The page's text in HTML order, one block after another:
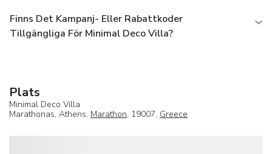
Finns Det Kampanj- Eller Rabattkoder
Tillgängliga För Minimal Deco Villa?
Plats
Minimal Deco Villa
Marathonas, Athens, Marathon, 19007, Greece